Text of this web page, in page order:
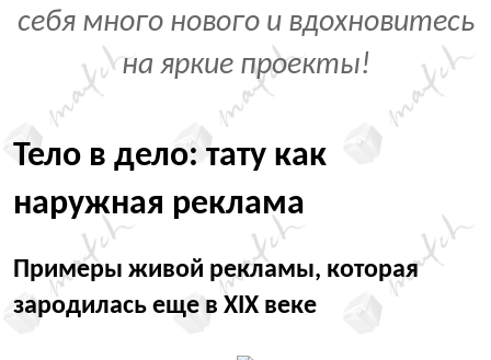
себя много нового и вдохновитесь
на яркие проекты!
Тело в дело: тату как
наружная реклама
Примеры живой рекламы, которая
зародилась еще в XIX веке